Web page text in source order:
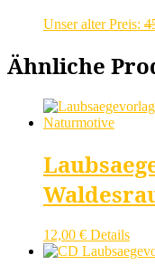
Unser alter Preis:
Ähnliche
12,00 € Details